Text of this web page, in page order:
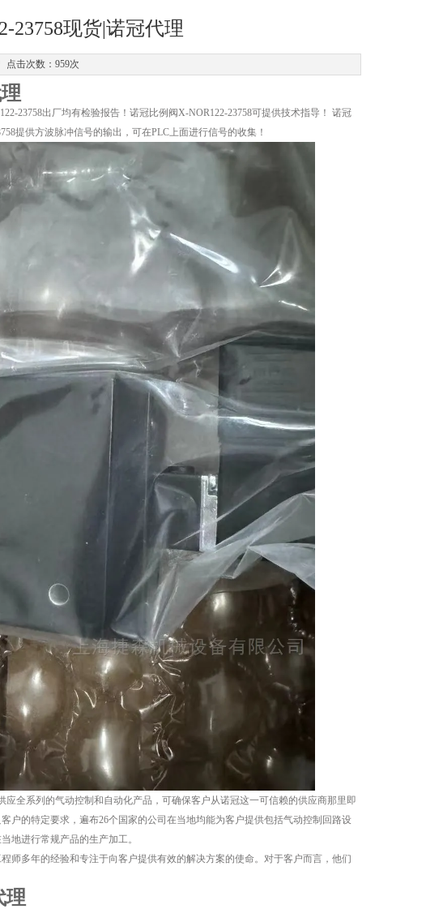
23758现货|诺冠代理
点击次数：959次
23758出厂均有检验报告！诺冠比例阀X-NOR122-23758可提供技术指导！ 诺冠
提供方波脉冲信号的输出，可在PLC上面进行信号的收集！
全系列的气动控制和自动化产品，可确保客户从诺冠这一可信赖的供应商那里即
户的特定要求，遍布26个国家的公司在当地均能为客户提供包括气动控制回路设
地进行常规产品的生产加工。
师多年的经验和专注于向客户提供有效的解决方案的使命。对于客户而言，他们
理